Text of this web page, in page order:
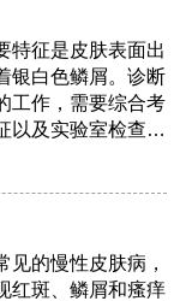
，大多数患者的病
，在夏季缓解。
征是皮肤表面出
银白色鳞屑。诊断
工作，需要综合考
以及实验室检查结
的慢性皮肤病，
红斑、鳞屑和瘙痒